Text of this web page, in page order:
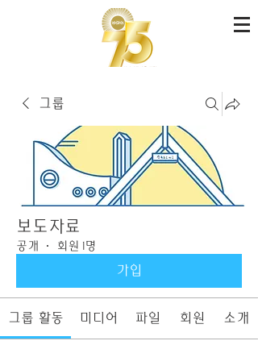
그룹
보도자료
공개 · 회원 1명
가입
그룹 활동 미디어 파일 회원 소개